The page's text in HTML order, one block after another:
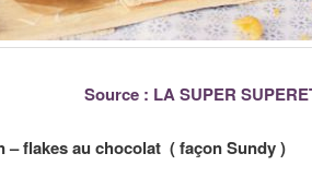
Source : LA SUPER
– flakes au chocolat ( façon Sundy )